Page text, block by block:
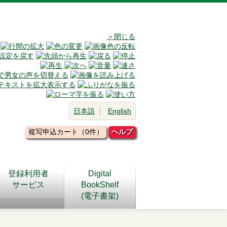
＞閉じる
日本語 English
複写申込カート（0件） ヘルプ
登録利用者
サービス
Digital
BookShelf
(電子書架)